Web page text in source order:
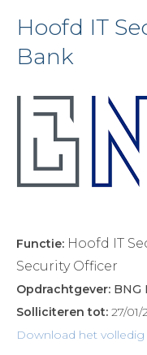
Hoofd IT
Bank
Functie: Hoofd IT
Security Officer
Opdrachtgever: BNG
Solliciteren tot: 27/01/
Download het